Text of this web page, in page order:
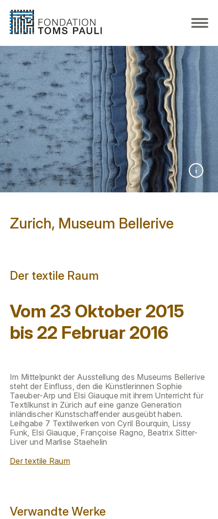
Zurich, Museum Bellerive
Der textile Raum
Vom 23 Oktober 2015
bis 22 Februar 2016
Im Mittelpunkt der Ausstellung des Museums Bellerive
steht der Einfluss, den die Künstlerinnen Sophie
Taeuber-Arp und Elsi Giauque mit ihrem Unterricht für
Textilkunst in Zürich auf eine ganze Generation
inländischer Kunstschaffender ausgeübt haben.
Leihgabe 7 Textilwerken von Cyril Bourquin, Lissy
Funk, Elsi Giauque, Françoise Ragno, Beatrix Sitter-
Liver und Marlise Staehelin
Der textile Raum
Verwandte Werke